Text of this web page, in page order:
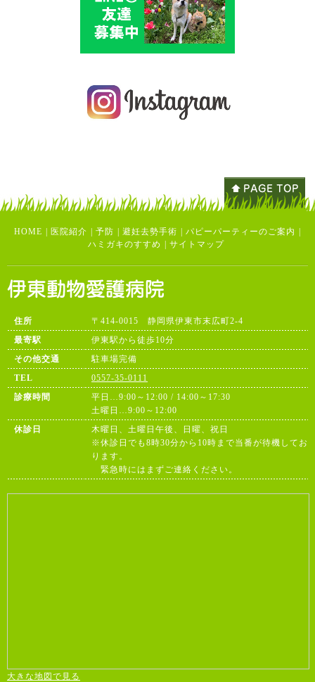
HOME | 医院紹介 | 予防 | 避妊去勢手術 | パピーパーティーのご案内 |
ハミガキのすすめ | サイトマップ
大きな地図で見る
住所
〒414-0015 静岡県伊東市末広町2-4
最寄駅
伊東駅から徒歩10分
その他交通
駐車場完備
TEL
0557-35-0111
診療時間
平日…9:00～12:00 / 14:00～17:30
土曜日…9:00～12:00
休診日
木曜日、土曜日午後、日曜、祝日
※休診日でも8時30分から10時まで当番が待機してお
ります。
緊急時にはまずご連絡ください。